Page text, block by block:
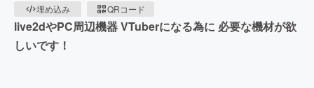
埋め込み
QRコード
live2dやPC周辺機器 VTuberになる為に 必要な機材が欲
しいです！